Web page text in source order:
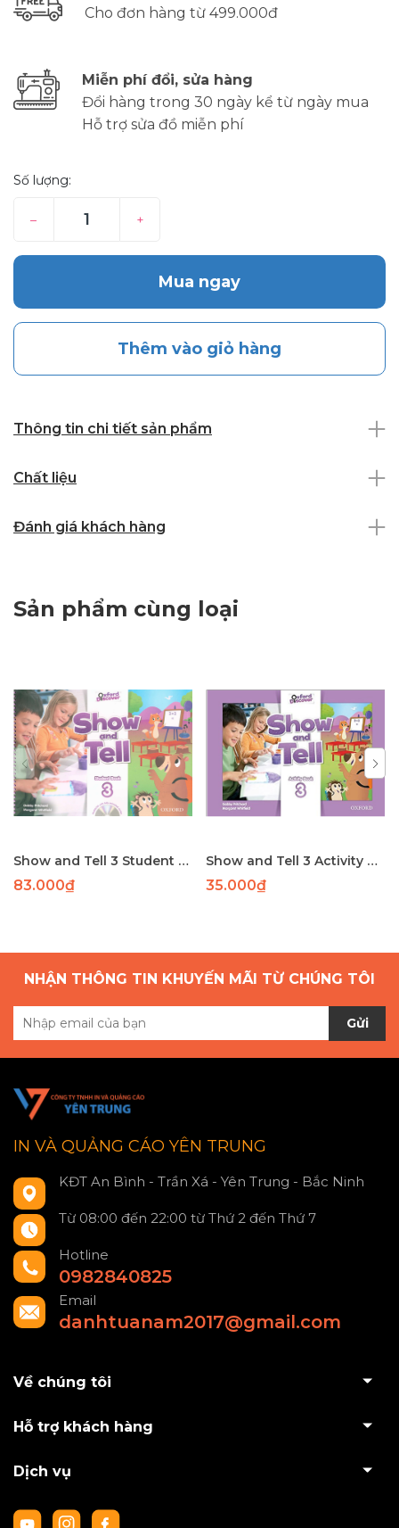
Cho đơn hàng từ 499.000đ
Miễn phí đổi, sửa hàng
Đổi hàng trong 30 ngày kể từ ngày mua
Hỗ trợ sửa đồ miễn phí
Số lượng:
– +
Mua ngay
Thêm vào giỏ hàng
Thông tin chi tiết sản phẩm
Chất liệu
Đánh giá khách hàng
Sản phẩm cùng loại
Show and Tell 3 Student Book
83.000₫
Show and Tell 3 Activity Book
35.000₫
NHẬN THÔNG TIN KHUYẾN MÃI TỪ CHÚNG TÔI
Gửi
IN VÀ QUẢNG CÁO YÊN TRUNG
KĐT An Bình - Trần Xá - Yên Trung - Bắc Ninh
Từ 08:00 đến 22:00 từ Thứ 2 đến Thứ 7
Hotline
0982840825
Email
danhtuanam2017@gmail.com
Về chúng tôi
Hỗ trợ khách hàng
Dịch vụ